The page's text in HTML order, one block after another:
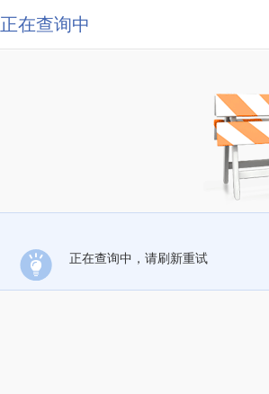
正在查询中
正在查询中，请刷新重试